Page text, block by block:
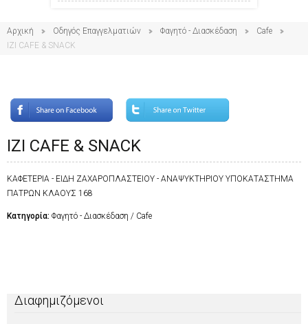
Αρχική Οδηγός Επαγγελματιών Φαγητό - Διασκέδαση
Cafe
IZI CAFE & SNACK
IZI CAFE & SNACK
ΚΑΦΕΤΕΡΙΑ - ΕΙΔΗ ΖΑΧΑΡΟΠΛΑΣΤΕΙΟΥ - ΑΝΑΨΥΚΤΗΡΙΟΥ ΥΠΟΚΑΤΑΣΤΗΜΑ
ΠΑΤΡΩΝ ΚΛΑΟΥΣ 168
Κατηγορία: Φαγητό - Διασκέδαση / Cafe
Διαφημιζόμενοι